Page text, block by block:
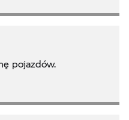
pojazdów.